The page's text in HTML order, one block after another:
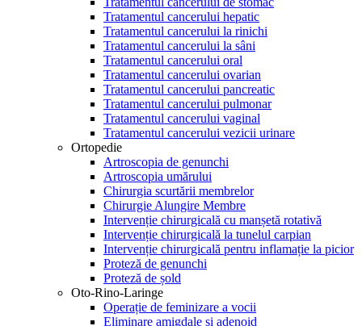
Tratamentul cancerului hepatic
Tratamentul cancerului la rinichi
Tratamentul cancerului la sâni
Tratamentul cancerului oral
Tratamentul cancerului ovarian
Tratamentul cancerului pancreatic
Tratamentul cancerului pulmonar
Tratamentul cancerului vaginal
Tratamentul cancerului vezicii urinare
Ortopedie
Artroscopia de genunchi
Artroscopia umărului
Chirurgia scurtării membrelor
Chirurgie Alungire Membre
Intervenție chirurgicală cu manșetă rotativă
Intervenție chirurgicală la tunelul carpian
Intervenție chirurgicală pentru inflamație la picior
Proteză de genunchi
Proteză de șold
Oto-Rino-Laringe
Operație de feminizare a vocii
Eliminare amigdale și adenoid